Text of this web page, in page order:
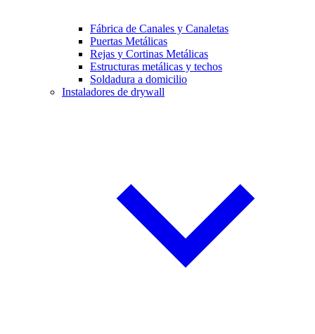
Fábrica de Canales y Canaletas
Puertas Metálicas
Rejas y Cortinas Metálicas
Estructuras metálicas y techos
Soldadura a domicilio
Instaladores de drywall